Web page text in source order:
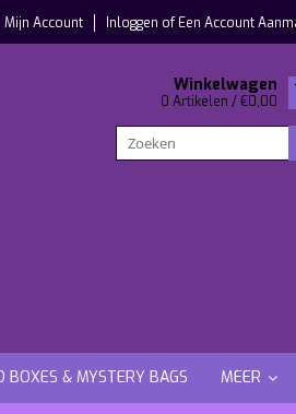
Mijn Account Inloggen ofEen Account
Winkelwagen
0 Artikelen / €0,00
BOXES & MYSTERY BAGS MEER